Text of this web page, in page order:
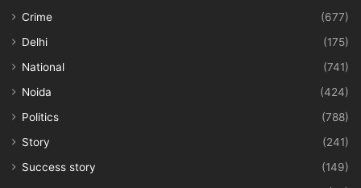
Crime
(677)
Delhi
(175)
National
(741)
Noida
(424)
Politics
(788)
Story
(241)
Success story
(149)